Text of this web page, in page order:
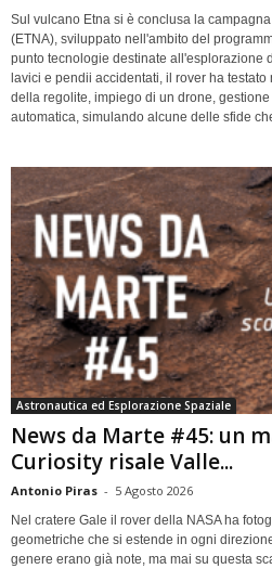
Sul vulcano Etna si è conclusa la
(ETNA), sviluppato nell'ambito del
punto tecnologie destinate all'esplorazione
lavici e pendii accidentati, il rover ha
della regolite, impiego di un drone,
automatica, simulando alcune delle sfide
Astronautica ed Esplorazione Spaziale
News da Marte #45: un
Curiosity risale Valle...
Antonio Piras - 5 Agosto 2026
Nel cratere Gale il rover della NASA ha
geometriche che si estende in ogni
genere erano già note, ma mai su questa